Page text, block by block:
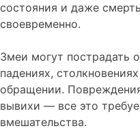
состояния и даже
своевременно.
Змеи могут пострадать
падениях,
обращении.
вывихи — все это
вмешательства.